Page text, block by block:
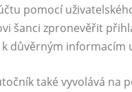
pomocí
šanci zpronevěřit
důvěrným informacím
také vyvolává na